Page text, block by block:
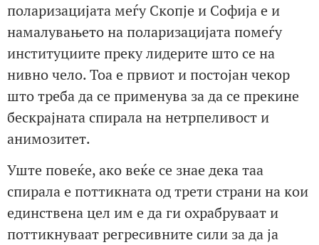
поларизацијата меѓу Скопје и Софија е и
намалувањето на поларизацијата помеѓу
институциите преку лидерите што се на
нивно чело. Тоа е првиот и постојан чекор
што треба да се применува за да се прекине
бескрајната спирала на нетрпеливост и
анимозитет.
Уште повеќе, ако веќе се знае дека таа
спирала е поттикната од трети страни на кои
единствена цел им е да ги охрабруваат и
поттикнуваат регресивните сили за да ја